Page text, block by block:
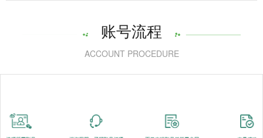
账号流程
ACCOUNT PROCEDURE